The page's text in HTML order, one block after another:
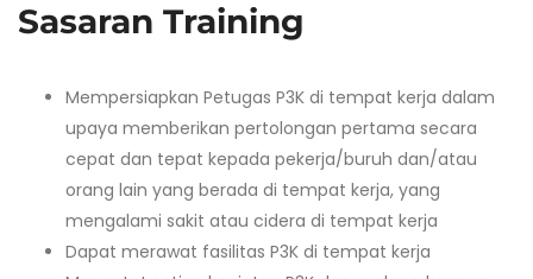
Sasaran Training
Mempersiapkan Petugas P3K di tempat kerja dalam
upaya memberikan pertolongan pertama secara
cepat dan tepat kepada pekerja/buruh dan/atau
orang lain yang berada di tempat kerja, yang
mengalami sakit atau cidera di tempat kerja
Dapat merawat fasilitas P3K di tempat kerja